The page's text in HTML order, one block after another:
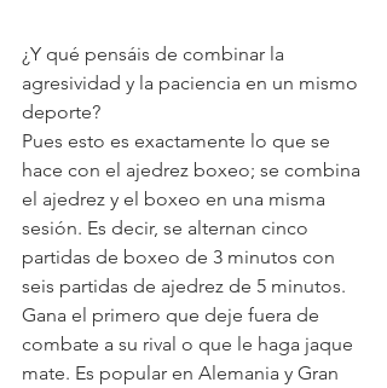
¿Y qué pensáis de combinar la
agresividad y la paciencia en un mismo
deporte?
Pues esto es exactamente lo que se
hace con el ajedrez boxeo; se combina
el ajedrez y el boxeo en una misma
sesión. Es decir, se alternan cinco
partidas de boxeo de 3 minutos con
seis partidas de ajedrez de 5 minutos.
Gana el primero que deje fuera de
combate a su rival o que le haga jaque
mate. Es popular en Alemania y Gran